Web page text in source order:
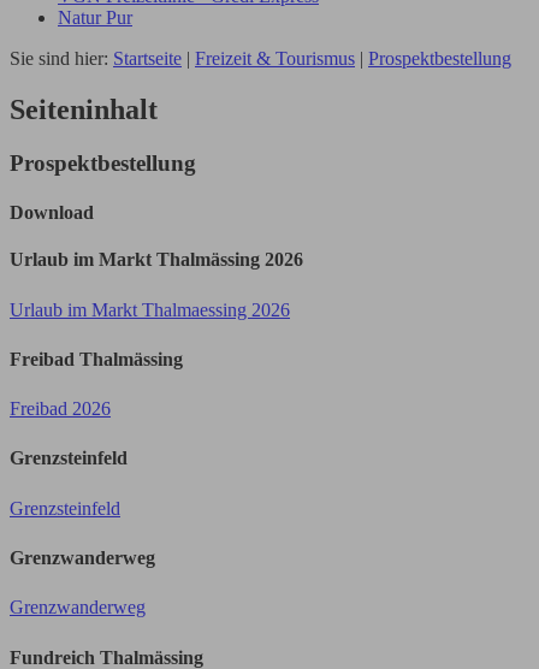
Natur Pur
Sie sind hier: Startseite | Freizeit & Tourismus | Prospektbestellung
Seiteninhalt
Prospektbestellung
Download
Urlaub im Markt Thalmässing 2026
Urlaub im Markt Thalmaessing 2026
Freibad Thalmässing
Freibad 2026
Grenzsteinfeld
Grenzsteinfeld
Grenzwanderweg
Grenzwanderweg
Fundreich Thalmässing